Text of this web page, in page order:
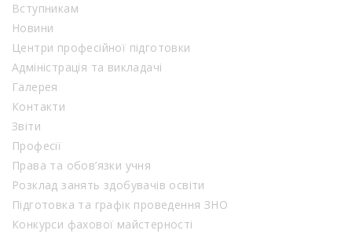
Вступникам
Новини
Центри професійної підготовки
Адміністрація та викладачі
Галерея
Контакти
Звіти
Професії
Права та обов’язки учня
Розклад занять здобувачів освіти
Підготовка та графік проведення ЗНО
Конкурси фахової майстерності